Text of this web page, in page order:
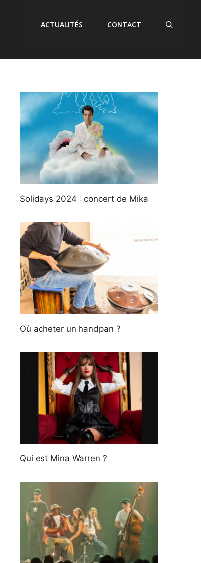
ACTUALITÉS CONTACT
Solidays 2024 : concert de Mika
Où acheter un handpan ?
Qui est Mina Warren ?